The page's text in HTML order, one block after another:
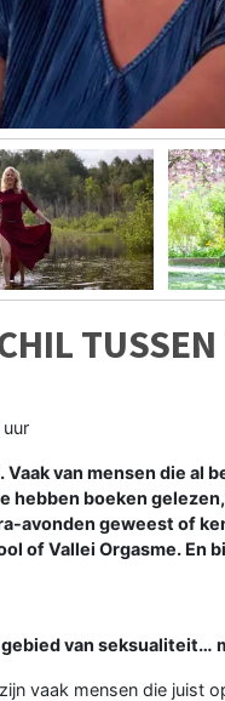
van mensen die al
hebben boeken
avonden geweest of
of Vallei Orgasme. En
van seksualiteit…
vaak mensen die juist